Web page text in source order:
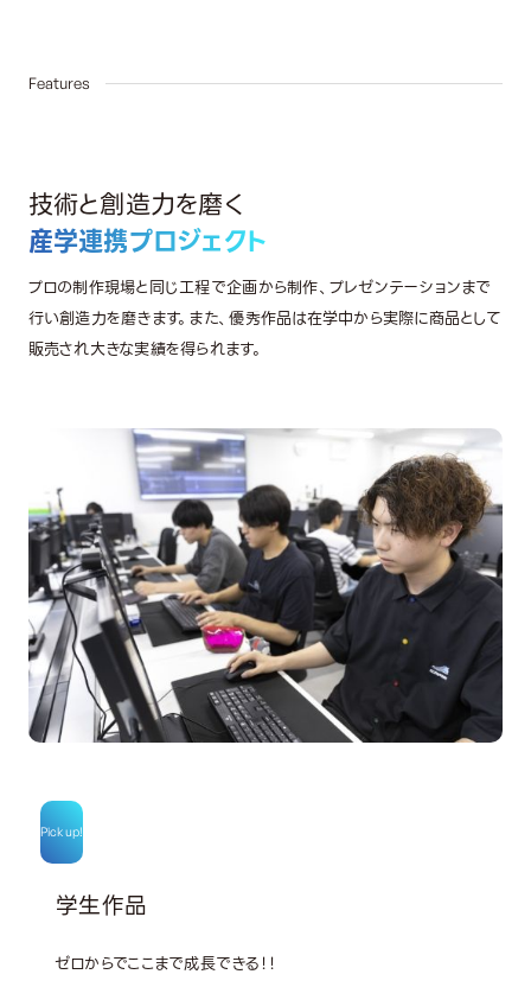
Features02
技術と創造力を磨く
産学連携プロジェクト
プロの制作現場と同じ工程で企画から制作、プレゼンテーションまで
行い創造力を磨きます。また、優秀作品は在学中から実際に商品として
販売され大きな実績を得られます。
Pick up!
学生作品
ゼロからでここまで成長できる！！